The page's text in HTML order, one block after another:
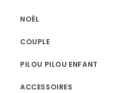
NOËL
COUPLE
PILOU PILOU ENFANT
ACCESSOIRES